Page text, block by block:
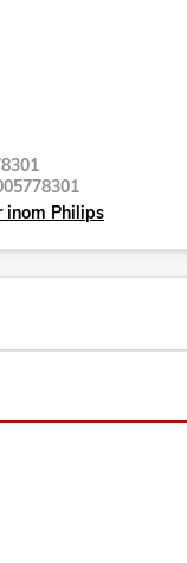
inom Philips